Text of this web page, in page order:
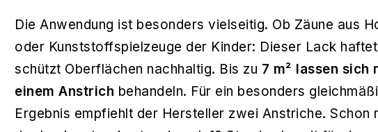
Die Anwendung ist besonders vielseitig. Ob Zäune aus
oder Kunststoffspielzeuge der Kinder: Dieser Lack
schützt Oberflächen nachhaltig. Bis zu 7 m² lassen sich
einem Anstrich behandeln. Für ein besonders
Ergebnis empfiehlt der Hersteller zwei Anstriche. Schon